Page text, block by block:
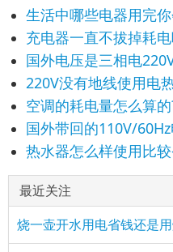
生活中哪些电器用完
充电器一直不拔掉耗
国外电压是三相电
220V没有地线使用电
空调的耗电量怎么算
国外带回的110V/
热水器怎么样使用比
最近关注
烧一壶开水用电省钱还是